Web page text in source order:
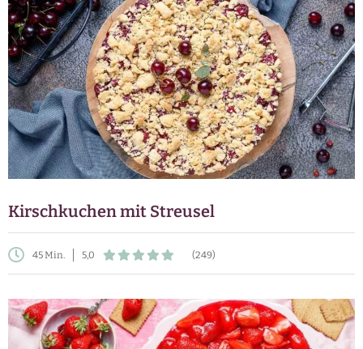
Kirschkuchen mit Streusel
45 Min. 5,0 (249)